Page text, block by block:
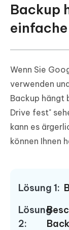
Backup
Wenn Sie
verwenden
Backup hängt
Drive fest"
kann es
können Ihnen
Lösung 1:
Lösung
2: